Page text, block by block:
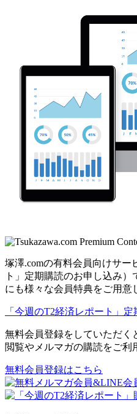
塚澤.comの有料会員向けサー
ト」定期購読のお申し込み
にも様々な会員特典をご用意
「今週のT2経済レポート」
無料会員登録をしていただく
閲覧やメルマガの購読をご利
無料会員登録はこちら